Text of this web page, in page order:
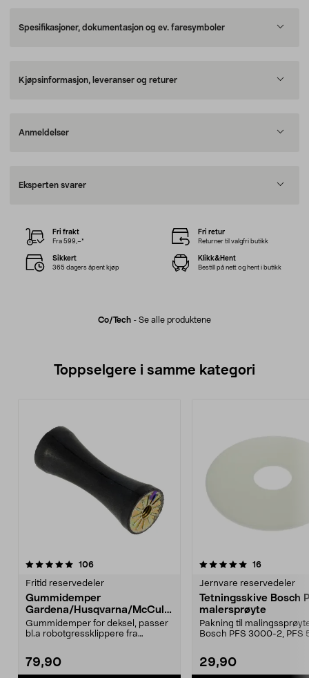
Spesifikasjoner, dokumentasjon og ev. faresymboler
Kjøpsinformasjon, leveranser og returer
Anmeldelser
Eksperten svarer
Co/tech - Se alle produktene
Fri frakt
Fra 599,–*
Fri retur
Returner til valgfri butikk
Sikkert
365 dagers åpent kjøp
Klikk&Hent
Bestill på nett og hent i butikk
Toppselgere i samme kategori
106anmeldelser
Fritid reservedeler
Gummidemper
Gardena/Husqvarna/McCullo
ch/Flymo
Gummidemper for deksel, passer
bl.a robotgressklippere fra
79,90
5.0 av 5 stjerner 16anmeldelser
Jernvare reservedeler
Tetningsskive Bosch
malersprøyte
Pakning til
Bosch PFS 3000-2, PFS
29,90
4.5 av 5 stjerner